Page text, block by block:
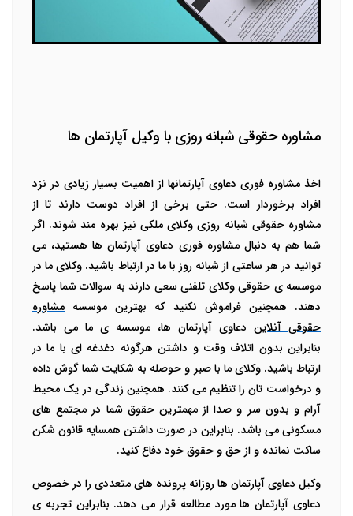
مشاوره حقوقی شبانه روزی با وکیل آپارتمان ها
اخذ مشاوره فوری دعاوی آپارتمانها از اهمیت بسیار زیادی در نزد
افراد برخوردار است. حتی برخی از افراد دوست دارند تا از
مشاوره حقوقی شبانه روزی وکلای ملکی نیز بهره مند شوند. اگر
شما هم به دنبال مشاوره فوری دعاوی آپارتمان ها هستید، می
توانید در هر ساعتی از شبانه روز با ما در ارتباط باشید. وکلای ما در
موسسه ی حقوقی وکلای تلفنی سعی دارند به سوالات شما پاسخ
دهند. همچنین فراموش نکنید که بهترین موسسه مشاوره
حقوقی آنلاین دعاوی آپارتمان ها، موسسه ی ما می باشد.
بنابراین بدون اتلاف وقت و داشتن هرگونه دغدغه ای با ما در
ارتباط باشید. وکلای ما با صبر و حوصله به شکایت شما گوش داده
و درخواست تان را تنظیم می کنند. همچنین زندگی در یک محیط
آرام و بدون سر و صدا از مهمترین حقوق شما در مجتمع های
مسکونی می باشد. بنابراین در صورت داشتن همسایه قانون شکن
ساکت نمانده و از حق و حقوق خود دفاع کنید.
وکیل دعاوی آپارتمان ها روزانه پرونده های متعددی را در خصوص
دعاوی آپارتمان ها مورد مطالعه قرار می دهد. بنابراین تجربه ی